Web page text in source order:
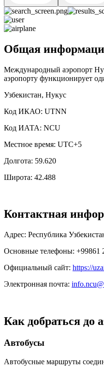
Общая
Международный аэропорт
аэропорту функционирует
Узбекистан, Нукус
Код ИКАО: UTNN
Код ИАТА: NCU
Местное время: UTC+5
Долгота: 59.620
Широта: 42.488
Контактная
Адрес: Республика
Основные телефоны: +99861
Официальный сайт: https://
Электронная почта:
Как добраться до
Автобусы
Автобусные маршруты